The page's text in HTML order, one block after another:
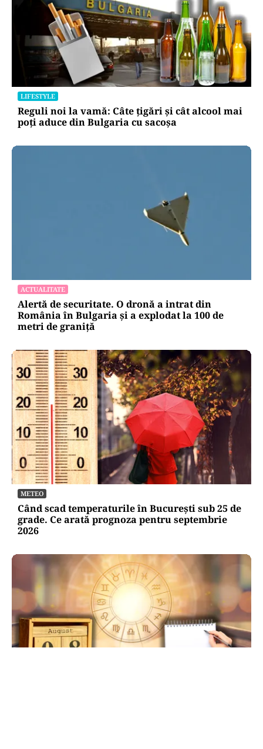
LIFESTYLE
Reguli noi la vamă: Câte țigări și cât alcool mai
poți aduce din Bulgaria cu sacoșa
ACTUALITATE
Alertă de securitate. O dronă a intrat din
România în Bulgaria şi a explodat la 100 de
metri de graniţă
METEO
Când scad temperaturile în București sub 25 de
grade. Ce arată prognoza pentru septembrie
2026